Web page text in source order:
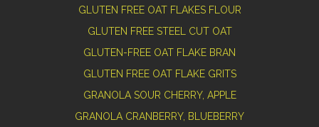
GLUTEN FREE OAT FLAKES FLOUR
GLUTEN FREE STEEL CUT OAT
GLUTEN-FREE OAT FLAKE BRAN
GLUTEN FREE OAT FLAKE GRITS
GRANOLA SOUR CHERRY, APPLE
GRANOLA CRANBERRY, BLUEBERRY